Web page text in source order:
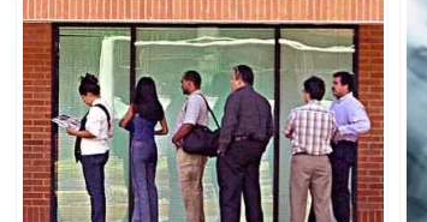
Tasa de desempleo México Junio 2010